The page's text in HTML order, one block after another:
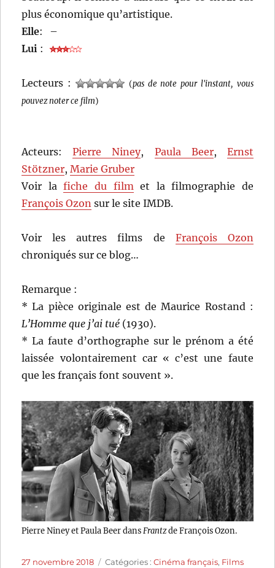
plus économique qu’artistique.
Elle:
–
Lui :
Lecteurs : (pas de note pour l'instant, vous
pouvez noter ce film)
Acteurs:Pierre Niney, Paula Beer, Ernst
Stötzner,Marie Gruber
Voir lafiche du film et la filmographie de
François Ozon sur le site IMDB.
Voir les autres films de François Ozon
chroniqués sur ce blog…
Remarque :
* La pièce originale est de Maurice Rostand :
L’Homme que j’ai tué (1930).
* La faute d’orthographe sur le prénom a été
laissée volontairement car « c’est une faute
que les français font souvent ».
Pierre Niney et Paula Beer dans Frantzde François Ozon.
Publié
27 novembre 2018 Catégories
Catégories :Cinéma français, Films